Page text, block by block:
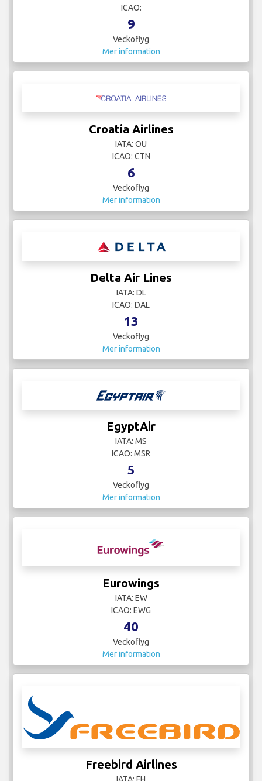
ICAO:
9
Veckoflyg
Mer information
Croatia Airlines
IATA: OU
ICAO: CTN
6
Veckoflyg
Mer information
Delta Air Lines
IATA: DL
ICAO: DAL
13
Veckoflyg
Mer information
EgyptAir
IATA: MS
ICAO: MSR
5
Veckoflyg
Mer information
Eurowings
IATA: EW
ICAO: EWG
40
Veckoflyg
Mer information
Freebird Airlines